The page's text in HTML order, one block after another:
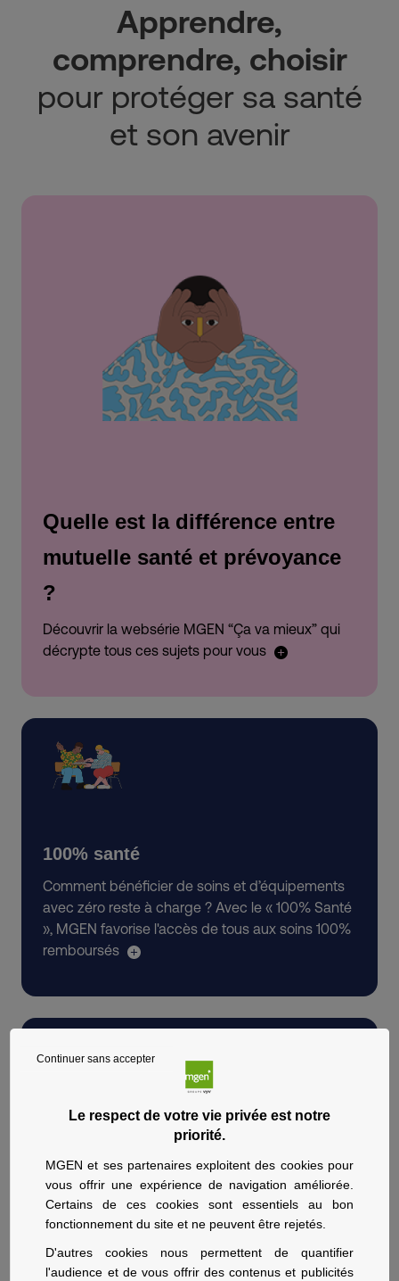
Le respect de votre vie privée est notre
priorité.
MGEN et ses partenaires exploitent des cookies pour
vous offrir une expérience de navigation améliorée.
Certains de ces cookies sont essentiels au bon
fonctionnement du site et ne peuvent être rejetés.
D'autres cookies nous permettent de quantifier
l'audience et de vous offrir des contenus et publicités
Continuer sans accepter
Apprendre,
comprendre, choisir
pour protéger sa santé
et son avenir
Quelle est la différence entre
mutuelle santé et prévoyance
?
Découvrir la websérie MGEN “Ça va mieux” qui
décrypte tous ces sujets pour vous
100% santé
Comment bénéficier de soins et d’équipements
avec zéro reste à charge ? Avec le « 100% Santé
», MGEN favorise l'accès de tous aux soins 100%
remboursés
Aide en ligne. Trouver toutes les réponses à vos
questions et des guides thématiques pour vous
accompagner